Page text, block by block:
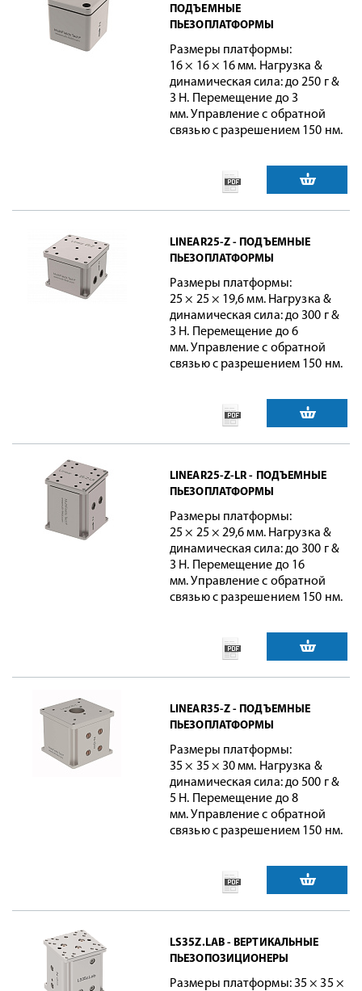
ПОДЪЕМНЫЕ
ПЬЕЗОПЛАТФОРМЫ
Размеры платформы:
16 × 16 × 16 мм. Нагрузка &
динамическая сила: до 250 г &
3 Н. Перемещение до 3
мм. Управление с обратной
связью с разрешением 150 нм.
LINEAR25-Z - ПОДЪЕМНЫЕ
ПЬЕЗОПЛАТФОРМЫ
Размеры платформы:
25 × 25 × 19,6 мм. Нагрузка &
динамическая сила: до 300 г &
3 Н. Перемещение до 6
мм. Управление с обратной
связью с разрешением 150 нм.
LINEAR25-Z-LR - ПОДЪЕМНЫЕ
ПЬЕЗОПЛАТФОРМЫ
Размеры платформы:
25 × 25 × 29,6 мм. Нагрузка &
динамическая сила: до 300 г &
3 Н. Перемещение до 16
мм. Управление с обратной
связью с разрешением 150 нм.
LINEAR35-Z - ПОДЪЕМНЫЕ
ПЬЕЗОПЛАТФОРМЫ
Размеры платформы:
35 × 35 × 30 мм. Нагрузка &
динамическая сила: до 500 г &
5 Н. Перемещение до 8
мм. Управление с обратной
связью с разрешением 150 нм.
LS35Z.LAB - ВЕРТИКАЛЬНЫЕ
ПЬЕЗОПОЗИЦИОНЕРЫ
Размеры платформы: 35 × 35 ×